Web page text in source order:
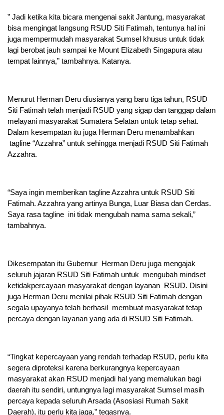
” Jadi ketika kita bicara mengenai sakit Jantung, masyarakat
bisa mengingat langsung RSUD Siti Fatimah, tentunya hal ini
juga mempermudah masyarakat Sumsel khusus untuk tidak
lagi berobat jauh sampai ke Mount Elizabeth Singapura atau
tempat lainnya,” tambahnya. Katanya.
Menurut Herman Deru diusianya yang baru tiga tahun, RSUD
Siti Fatimah telah menjadi RSUD yang sigap dan tanggap dalam
melayani masyarakat Sumatera Selatan untuk tetap sehat.
Dalam kesempatan itu juga Herman Deru menambahkan
tagline “Azzahra” untuk sehingga menjadi RSUD Siti Fatimah
Azzahra.
“Saya ingin memberikan tagline Azzahra untuk RSUD Siti
Fatimah. Azzahra yang artinya Bunga, Luar Biasa dan Cerdas.
Saya rasa tagline ini tidak mengubah nama sama sekali,”
tambahnya.
Dikesempatan itu Gubernur Herman Deru juga mengajak
seluruh jajaran RSUD Siti Fatimah untuk mengubah mindset
ketidakpercayaan masyarakat dengan layanan RSUD. Disini
juga Herman Deru menilai pihak RSUD Siti Fatimah dengan
segala upayanya telah berhasil membuat masyarakat tetap
percaya dengan layanan yang ada di RSUD Siti Fatimah.
“Tingkat kepercayaan yang rendah terhadap RSUD, perlu kita
segera diproteksi karena berkurangnya kepercayaan
masyarakat akan RSUD menjadi hal yang memalukan bagi
daerah itu sendiri, untungnya lagi masyarakat Sumsel masih
percaya kepada seluruh Arsada (Asosiasi Rumah Sakit
Daerah), itu perlu kita jaga,” tegasnya.